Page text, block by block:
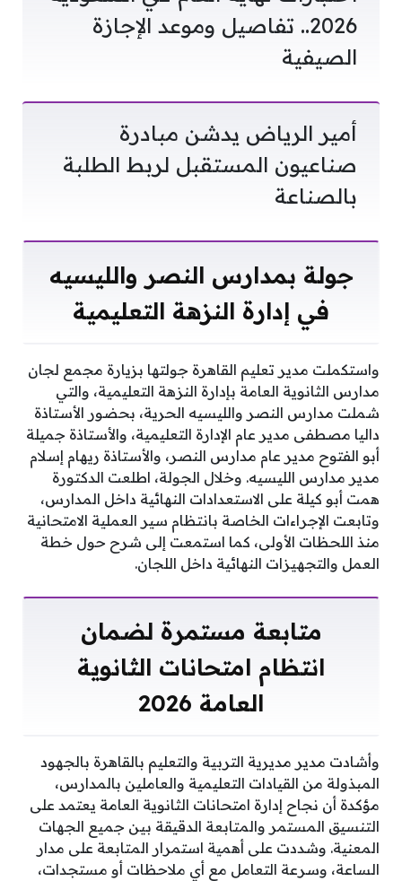
2026.. تفاصيل وموعد الإجازة
الصيفية
أمير الرياض يدشن مبادرة
صناعيون المستقبل لربط الطلبة
بالصناعة
جولة بمدارس النصر والليسيه
في إدارة النزهة التعليمية
واستكملت مدير تعليم القاهرة جولتها بزيارة مجمع لجان
مدارس الثانوية العامة بإدارة النزهة التعليمية، والتي
شملت مدارس النصر والليسيه الحرية، بحضور الأستاذة
داليا مصطفى مدير عام الإدارة التعليمية، والأستاذة جميلة
أبو الفتوح مدير عام مدارس النصر، والأستاذة ريهام إسلام
مدير مدارس الليسيه. وخلال الجولة، اطلعت الدكتورة
همت أبو كيلة على الاستعدادات النهائية داخل المدارس،
وتابعت الإجراءات الخاصة بانتظام سير العملية الامتحانية
منذ اللحظات الأولى، كما استمعت إلى شرح حول خطة
العمل والتجهيزات النهائية داخل اللجان.
متابعة مستمرة لضمان
انتظام امتحانات الثانوية
العامة 2026
وأشادت مدير مديرية التربية والتعليم بالقاهرة بالجهود
المبذولة من القيادات التعليمية والعاملين بالمدارس،
مؤكدة أن نجاح إدارة امتحانات الثانوية العامة يعتمد على
التنسيق المستمر والمتابعة الدقيقة بين جميع الجهات
المعنية. وشددت على أهمية استمرار المتابعة على مدار
الساعة، وسرعة التعامل مع أي ملاحظات أو مستجدات،